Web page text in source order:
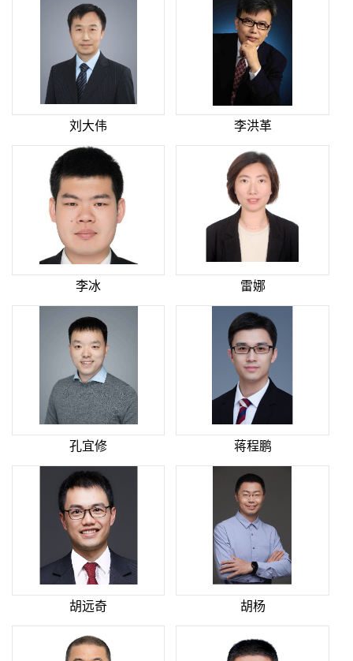
刘大伟 李洪革
李冰 雷娜
孔宜修 蒋程鹏
胡远奇 胡杨